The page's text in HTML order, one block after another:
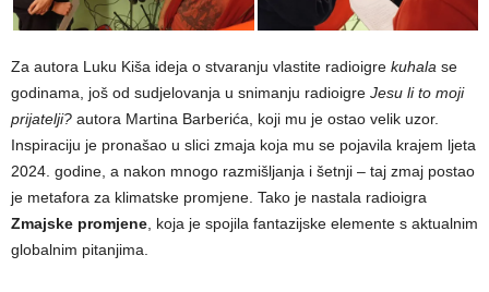
Za autora Luku Kiša ideja o stvaranju vlastite radioigre kuhala se
godinama, još od sudjelovanja u snimanju radioigre Jesu li to moji
prijatelji? autora Martina Barberića, koji mu je ostao velik uzor.
Inspiraciju je pronašao u slici zmaja koja mu se pojavila krajem ljeta
2024. godine, a nakon mnogo razmišljanja i šetnji – taj zmaj postao
je metafora za klimatske promjene. Tako je nastala radioigra
Zmajske promjene, koja je spojila fantazijske elemente s aktualnim
globalnim pitanjima.